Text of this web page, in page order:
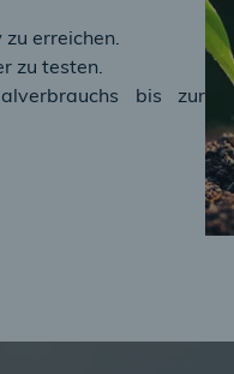
erreichen.
zu testen.
bis zur